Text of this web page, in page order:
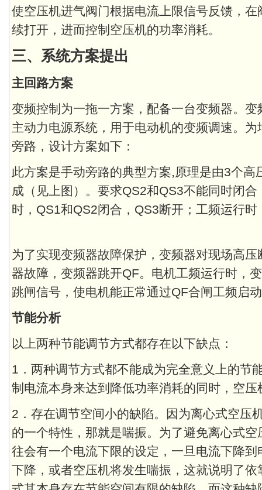
使空压机进气阀门根据电流上限信号反馈，
续打开，进而控制空压机的功率消耗。
三、系统方案提出
主回路方案
变频控制为一拖一方案，配备一台变频器。
主动力电源系统，用于电动机的变频调速。
旁路，设计方案如下：
此方案是手动旁路的典型方案,原理是由3个
成（见上图）。要求QS2和QS3不能同时闭
时，QS1和QS2闭合，QS3断开；工频运行
为了实现变频器故障保护，变频器对现场高
器故障，变频器跳开QF。电机工频运行时，
跳闸信号，使电机能正常通过QF合闸工频启
节能分析
以上两种节能调节方式都存在以下缺点：
1．两种调节方式都不能成为完全意义上的节
制电流本身来达到降低功率消耗的同时，空
2．存在调节空间小的缺陷。因为离心式空压
的一个特性，那就是喘振。为了避免离心式
往会有一个电流下限的设定，一旦电流下降
下降，或者空压机将发生喘振，这就说明了